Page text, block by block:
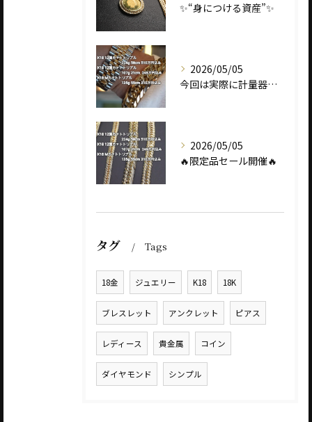
✨“身につける資産”✨
2026/05/05
今回は実際に計量器に載せて、
2026/05/05
🔥限定品セール開催🔥
タグ Tags
18金 ジュエリー K18 18K
ブレスレット アンクレット ピアス
レディース 貴金属 コイン
ダイヤモンド シンプル